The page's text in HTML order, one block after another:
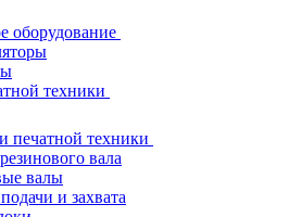
оборудование
техники
печатной техники
вала
валы
и захвата